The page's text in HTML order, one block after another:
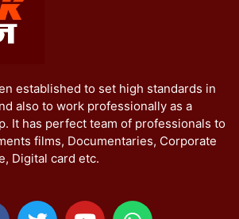
established to set high standards in
also to work professionally as a
It has perfect team of professionals to
films, Documentaries, Corporate
Digital card etc.